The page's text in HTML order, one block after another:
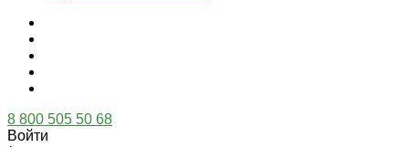
8 800 505 50 68
Войти